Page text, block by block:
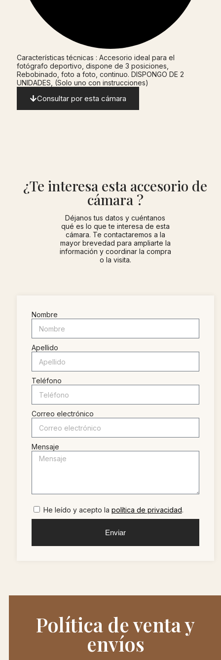
Características técnicas : Accesorio ideal para el
fotógrafo deportivo, dispone de 3 posiciones,
Rebobinado, foto a foto, continuo. DISPONGO DE 2
UNIDADES, (Solo uno con instrucciones)
Consultar por esta cámara
¿Te interesa esta accesorio de
cámara ?
Déjanos tus datos y cuéntanos
qué es lo que te interesa de esta
cámara. Te contactaremos a la
mayor brevedad para ampliarte la
información y coordinar la compra
o la visita.
Nombre
Apellido
Teléfono
Correo electrónico
Mensaje
He leído y acepto la política de privacidad.
Enviar
Política de venta y
envíos